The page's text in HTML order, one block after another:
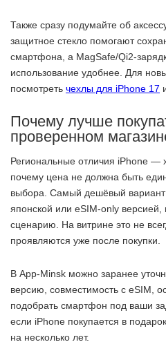
Также сразу подумайте об
защитное стекло помогают
смартфона, а MagSafe/Qi2-
использование удобнее. Для
посмотреть чехлы для iPhone 17
Почему лучше
проверенном
Региональные отличия iPhone —
почему цена не должна быть
выбора. Самый дешёвый вариант
японской или eSIM-only
сценарию. На витрине это не
проявляются уже после покупки.
В App-Minsk можно заранее
версию, совместимость с eSIM,
подобрать смартфон под ваши
если iPhone покупается в
на несколько лет.